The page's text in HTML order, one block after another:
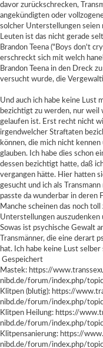
davor zurückschrecken,
angekündigten oder
solcher Unterstellungen seien
Leuten ist das nicht gerade
Brandon Teena ("Boys don't
erschreckt sich mit welch
Brandon Teena in den Dreck
versucht wurde, die
Und auch ich habe keine Lust
bezichtigt zu werden, nur weil
gelaufen ist. Erst recht nicht
irgendwelcher Straftaten
können, die mich nicht
glauben. Ich habe dies schon
dessen bezichtigt hatte, daß
vergangen hätte. Hier hatten
gesucht und ich als
passte da wunderbar in deren
Manche scheinen das noch
Unterstellungen auszudenken
Sowas ist psychische Gewalt
Transmänner, die eine derart
hat. Ich habe keine Lust selber
Gespeichert
Mastek: https://
nibd.de/forum/index.php/
Klitpen (blutig): https://
nibd.de/forum/index.php/
Klitpen Heilung: https://
nibd.de/forum/index.php/
Klitpensanierung: https://
nibd.de/forum/index.php/